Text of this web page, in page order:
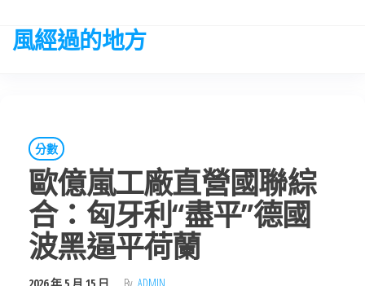
the
風經過的地方
分數
歐億嵐工廠直營國聯綜
合：匈牙利“盡平”德國
波黑逼平荷蘭